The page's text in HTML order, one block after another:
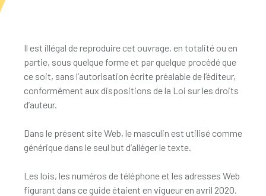
Il est illégal de reproduire cet ouvrage, en totalité ou en
partie, sous quelque forme et par quelque procédé que
ce soit, sans l’autorisation écrite préalable de l’éditeur,
conformément aux dispositions de la Loi sur les droits
d’auteur.
Dans le présent site Web, le masculin est utilisé comme
générique dans le seul but d’alléger le texte.
Les lois, les numéros de téléphone et les adresses Web
figurant dans ce guide étaient en vigueur en avril 2020.